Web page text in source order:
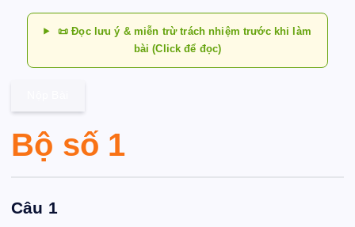
📜 Đọc lưu ý & miễn trừ trách nhiệm trước khi làm
bài (Click để đọc)
Bộ số 1
Câu 1